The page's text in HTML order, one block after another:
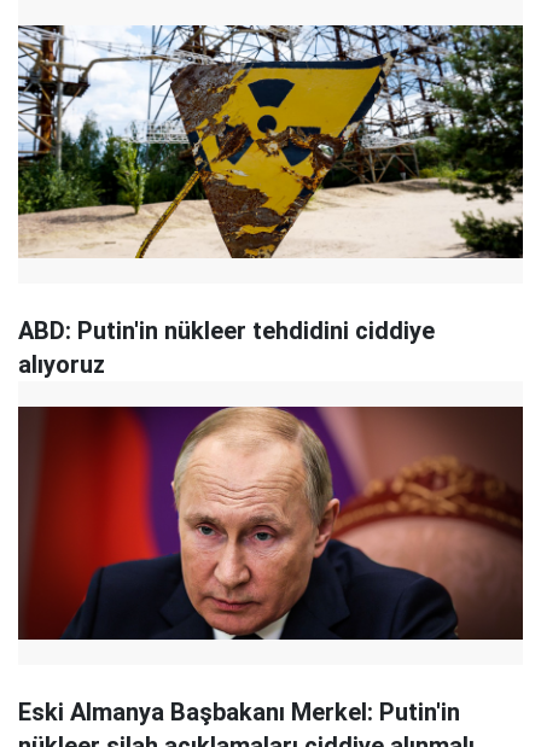
ABD: Putin'in nükleer tehdidini ciddiye
alıyoruz
Eski Almanya Başbakanı Merkel: Putin'in